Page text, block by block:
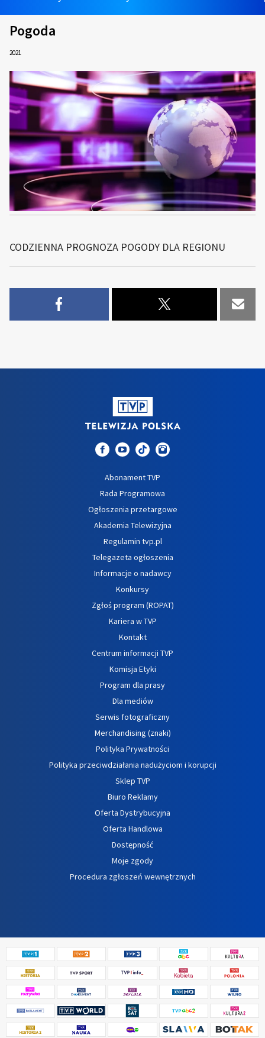
Pogoda
2021
CODZIENNA PROGNOZA POGODY DLA REGIONU
Abonament TVP
Rada Programowa
Ogłoszenia przetargowe
Akademia Telewizyjna
Regulamin tvp.pl
Telegazeta ogłoszenia
Informacje o nadawcy
Konkursy
Zgłoś program (ROPAT)
Kariera w TVP
Kontakt
Centrum informacji TVP
Komisja Etyki
Program dla prasy
Dla mediów
Serwis fotograficzny
Merchandising (znaki)
Polityka Prywatności
Polityka przeciwdziałania nadużyciom i korupcji
Sklep TVP
Biuro Reklamy
Oferta Dystrybucyjna
Oferta Handlowa
Dostępność
Moje zgody
Procedura zgłoszeń wewnętrznych